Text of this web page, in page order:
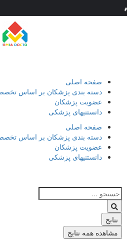
صفحه اصلی
دسته بندی پزشکان بر اساس تخصص
عضویت پزشکان
دانستنیهای پزشکی
صفحه اصلی
دسته بندی پزشکان بر اساس تخصص
عضویت پزشکان
دانستنیهای پزشکی
نتایج
مشاهده همه نتایج